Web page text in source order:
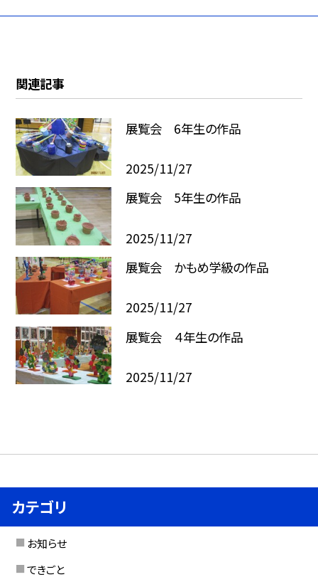
関連記事
展覧会 6年生の作品
2025/11/27
展覧会 5年生の作品
2025/11/27
展覧会 かもめ学級の作品
2025/11/27
展覧会 ４年生の作品
2025/11/27
カテゴリ
お知らせ
できごと